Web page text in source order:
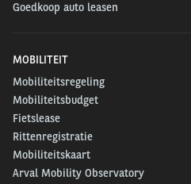
Goedkoop auto leasen
MOBILITEIT
Mobiliteitsregeling
Mobiliteitsbudget
Fietslease
Rittenregistratie
Mobiliteitskaart
Arval Mobility Observatory